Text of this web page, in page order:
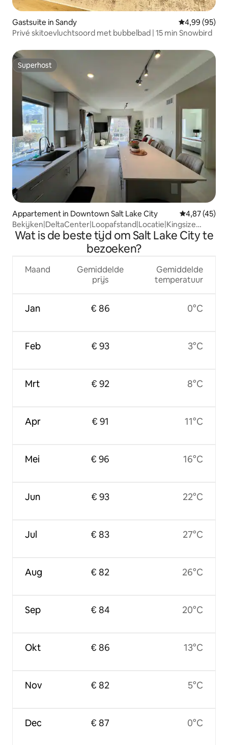
Gastsuite in Sandy Gemiddelde
4,99 (95)
Privé skitoevluchtsoord met bubbelbad | 15 min Snowbird
Superhost
Superhost
Appartement in Downtown Salt Lake City Gemiddelde
4,87 (45)
Bekijken|DeltaCenter|Loopafstand|Locatie|Kingsize
bed|Fitnessruimte
Wat is de beste tijd om Salt Lake City te
bezoeken?
Maand
Jan
Feb
Mrt
Apr
Mei
Jun
Jul
Aug
Sep
Okt
Nov
Dec
Gemiddelde
prijs
€ 86
€ 93
€ 92
€ 91
€ 96
€ 93
€ 83
€ 82
€ 84
€ 86
€ 82
€ 87
Gemiddelde
temperatuur
0°C
3°C
8°C
11°C
16°C
22°C
27°C
26°C
20°C
13°C
5°C
0°C